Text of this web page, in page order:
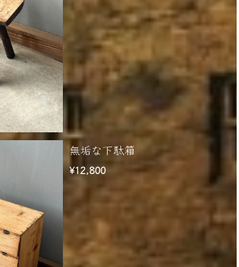
無垢な下駄箱
¥12,800